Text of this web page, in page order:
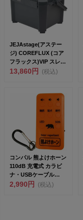
JEJAstage(アステー
ジ) COREFLUX (コア
フラックス)VIP スレ
ー...
13,860円 (税込)
コンパル 熊よけホーン
110dB 充電式 カラビ
ナ・USBケーブル
(60cm)付き...
2,990円 (税込)